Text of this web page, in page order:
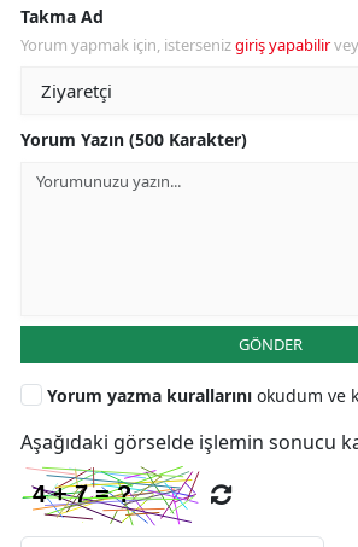
Takma Ad
Yorum yapmak için, istersenizgiriş yapabilir
Yorum Yazın (500 Karakter)
GÖNDER
Yorum yazma kurallarını okudum ve
Aşağıdaki görselde işlemin sonucu